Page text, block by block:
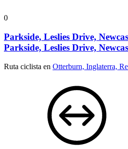
0
Parkside, Leslies Drive,
Parkside, Leslies Drive,
Ruta ciclista en Otterburn, Inglaterra,